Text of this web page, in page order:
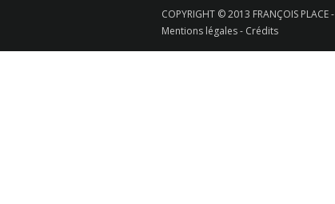
COPYRIGHT © 2013 FRANÇOIS PLACE -
Mentions légales - Crédits